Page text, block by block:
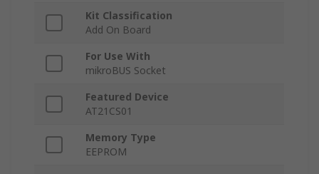
Kit Classification
Add On Board
For Use With
mikroBUS Socket
Featured Device
AT21CS01
Memory Type
EEPROM